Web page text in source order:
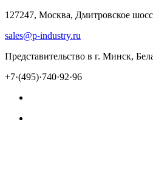
127247, Москва, Дмитровское
sales@p-industry.ru
Представительство в г. Минск,
+7·(495)·740·92·96